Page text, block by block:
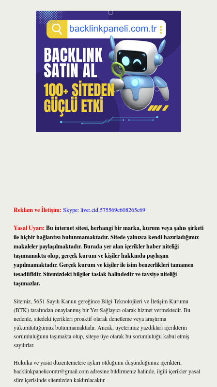
Reklam ve İletişim: Skype: live:.cid.575569c608265c69
Yasal Uyarı: Bu internet sitesi, herhangi bir marka, kurum veya şahıs şirketi
ile hiçbir bağlantısı bulunmamaktadır. Sitede yalnızca kendi hazırladığımız
makaleler paylaşılmaktadır. Burada yer alan içerikler haber niteliği
taşımamakta olup, gerçek kurum ve kişiler hakkında paylaşım
yapılmamaktadır. Gerçek kurum ve kişiler ile isim benzerlikleri tamamen
tesadüfidir. Sitemizdeki bilgiler taslak halindedir ve tavsiye niteliği
taşımazlar.
Sitemiz, 5651 Sayılı Kanun gereğince Bilgi Teknolojileri ve İletişim Kurumu
(BTK) tarafından onaylanmış bir Yer Sağlayıcı olarak hizmet vermektedir. Bu
nedenle, sitedeki içerikleri proaktif olarak denetleme veya araştırma
yükümlülüğümüz bulunmamaktadır. Ancak, üyelerimiz yazdıkları içeriklerin
sorumluluğunu taşımakta olup, siteye üye olarak bu sorumluluğu kabul etmiş
sayılırlar.
Hukuka ve yasal düzenlemelere aykırı olduğunu düşündüğünüz içerikleri,
backlinkpanelicomtr@gmail.comadresine bildirmeniz halinde, ilgili içerikler yasal
süre içerisinde sitemizden kaldırılacaktır.